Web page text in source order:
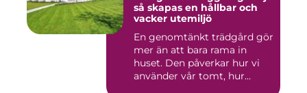
så skapas en hållbar och
vacker utemiljö
En genomtänkt trädgård gör
mer än att bara rama in
huset. Den påverkar hur vi
använder vår tomt, hur...